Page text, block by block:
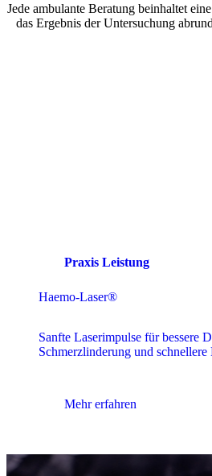
Jede ambulante Beratung beinhaltet
das Ergebnis der Untersuchung
Praxis Leistung
Reinigender Aderlass
Bei unseren Laboranalysen
Parameter als bei herkömmliche
Mehr erfahren